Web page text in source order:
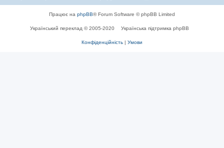
Працює на phpBB® Forum Software © phpBB Limited
Український переклад © 2005-2020 Українська підтримка phpBB
Конфіденційність | Умови